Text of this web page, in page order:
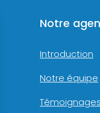
Notre
Introduction
Notre équipe
Témoignages